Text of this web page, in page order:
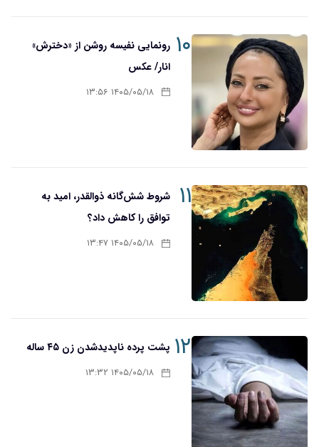
۱۰ رونمایی نفیسه روشن از «دخترش»
انار/ عکس
۱۴۰۵/۰۵/۱۸ ۱۳:۵۶
۱۱
شروط شش‌گانه ذوالقدر، امید به
توافق را کاهش داد؟
۱۴۰۵/۰۵/۱۸ ۱۳:۴۷
۱۲ پشت پرده ناپدیدشدن زن ۴۵ ساله
۱۴۰۵/۰۵/۱۸ ۱۳:۳۲